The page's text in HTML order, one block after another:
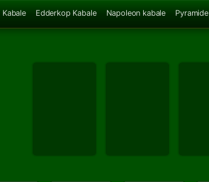
Kabale Edderkop Kabale Napoleon kabale Pyramide